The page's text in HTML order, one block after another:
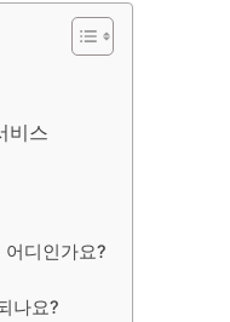
비스
어디인가요?
나요?